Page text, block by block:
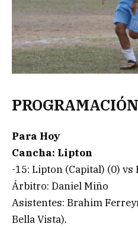
PROGRAMACIÓN
Para Hoy
Cancha: Lipton
-15: Lipton (Capital) (0) vs
Árbitro: Daniel Miño
Asistentes: Brahim
Bella Vista).